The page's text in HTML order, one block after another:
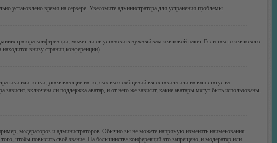
установлено время на сервере. Уведомите администратора для устранения проблемы.
конференции, может ли он установить нужный вам языковой пакет. Если такого языкового
внизу страниц конференции).
или точки, указывающие на то, сколько сообщений вы оставили или на ваш статус на
включена ли поддержка аватар, и от него же зависит, какие аватары могут быть использованы.
модераторов и администраторов. Обычно вы не можете напрямую изменять наименования
чтобы повысить своё звание. На большинстве конференций это запрещено, и модератор или